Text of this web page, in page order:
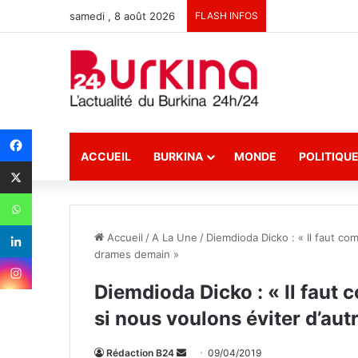
samedi , 8 août 2026 FLASH INFOS
ACCUEIL BURKINA MONDE POLITIQUE
Accueil / A La Une / Diemdioda Dicko : « Il faut
drames demain »
Diemdioda Dicko : « Il faut
si nous voulons éviter
Rédaction B24 09/04/2019